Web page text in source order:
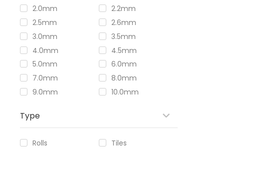
2.0mm
2.2mm
2.5mm
2.6mm
3.0mm
3.5mm
4.0mm
4.5mm
5.0mm
6.0mm
7.0mm
8.0mm
9.0mm
10.0mm
Type
Rolls Tiles